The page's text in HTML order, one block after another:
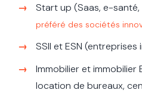
Start up (Saas, e-santé,
préféré des sociétés
SSII et ESN
Immobilier et immobilier
location de bureaux,